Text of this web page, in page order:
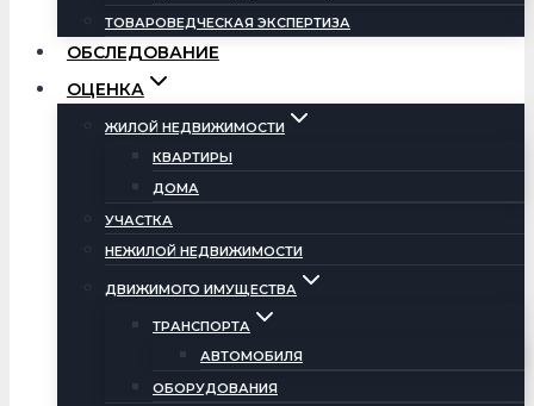
ТОВАРОВЕДЧЕСКАЯ ЭКСПЕРТИЗА
ОБСЛЕДОВАНИЕ
ОЦЕНКА
ЖИЛОЙ НЕДВИЖИМОСТИ
КВАРТИРЫ
ДОМА
УЧАСТКА
НЕЖИЛОЙ НЕДВИЖИМОСТИ
ДВИЖИМОГО ИМУЩЕСТВА
ТРАНСПОРТА
АВТОМОБИЛЯ
ОБОРУДОВАНИЯ